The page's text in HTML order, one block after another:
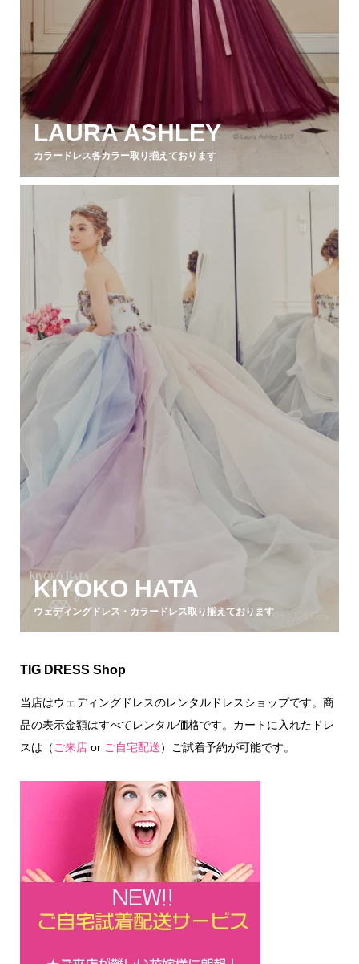
LAURA ASHLEY
カラードレス各カラー取り揃えております
KIYOKO HATA
ウェディングドレス・カラードレス取り揃えております
TIG DRESS Shop
当店はウェディングドレスのレンタルドレスショップです。商
品の表示金額はすべてレンタル価格です。カートに入れたドレ
スは（ ご来店or ご自宅配送）ご試着予約が可能です。